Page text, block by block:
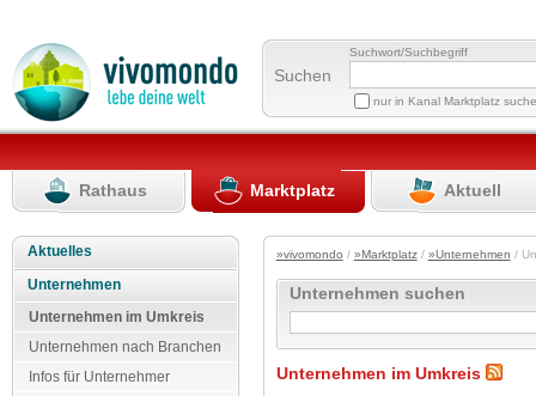
Suchen
Suchwort/Suchbegriff
nur in Kanal Marktplatz
Rathaus Marktplatz Aktuell
Aktuelles
Unternehmen
Unternehmen im Umkreis
Unternehmen nach Branchen
Infos für Unternehmer
»vivomondo / »Marktplatz/ »Unternehmen /
Unternehmen suchen
Unternehmen im Umkreis